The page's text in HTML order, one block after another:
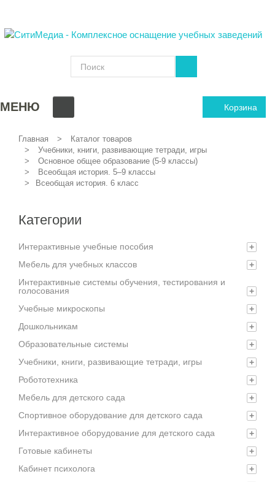
Корзина
МЕНЮ
Главная
Каталог товаров
Учебники, книги, развивающие тетради, игры
Основное общее образование (5-9 классы)
Всеобщая история. 5–9 классы
Всеобщая история. 6 класс
Категории
Интерактивные учебные пособия
+
Мебель для учебных классов
+
Интерактивные системы обучения, тестирования и
голосования
+
Учебные микроскопы
+
Дошкольникам
+
Образовательные системы
+
Учебники, книги, развивающие тетради, игры
+
Робототехника
+
Мебель для детского сада
+
Спортивное оборудование для детского сада
+
Интерактивное оборудование для детского сада
+
Готовые кабинеты
+
Кабинет психолога
+